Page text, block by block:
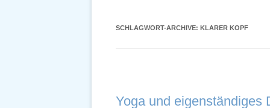
SCHLAGWORT-ARCHIVE: KLARER KOPF
Yoga und eigenständiges